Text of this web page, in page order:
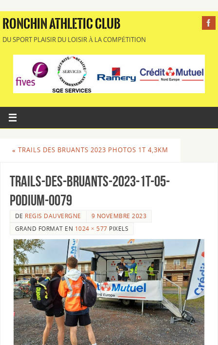
RONCHIN ATHLETIC CLUB
DU SPORT PLAISIR DU LOISIR À LA COMPÉTITION
« TRAILS DES BRUANTS 2023 PHOTOS 1T 4,3KM
Trails-des-Bruants-2023-1T-05-
Podium-0079
DE REGIS DAUVERGNE
9 NOVEMBRE 2023
GRAND FORMAT EN 1024 × 577 PIXELS